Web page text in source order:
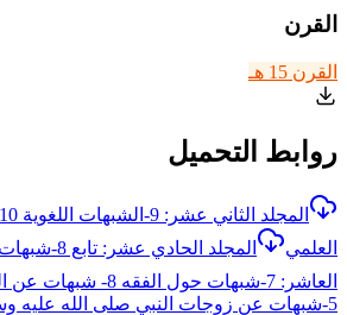
القرن
القرن 15 هـ
روابط التحميل
العلمي
المجلد الحادي عشر: تابع 8-شبهات عن المرأة
العاشر: 7-شبهات حول الفقه 8- شبهات عن المرأة